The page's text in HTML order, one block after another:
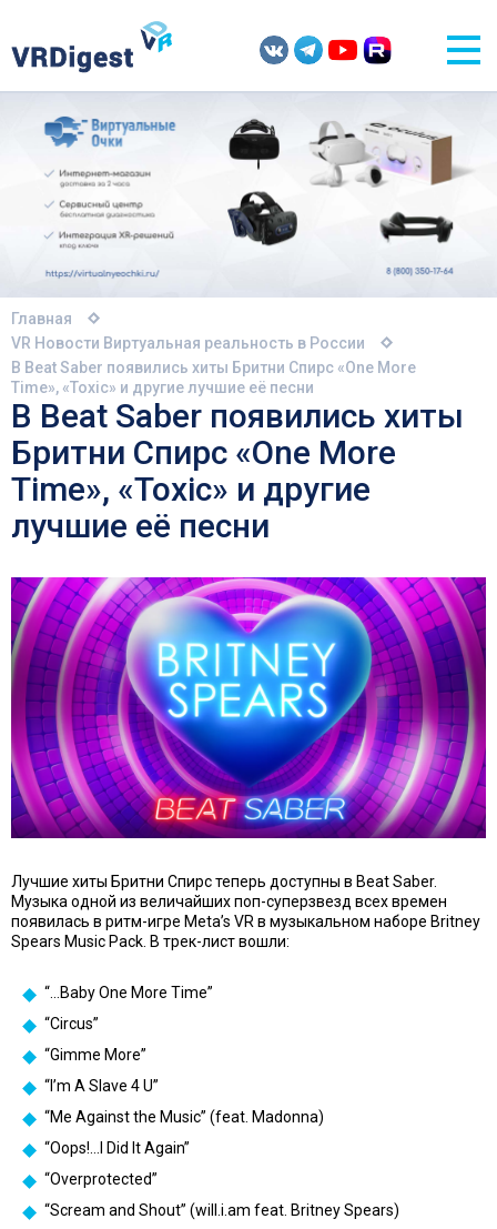
Главная
VR Новости Виртуальная реальность в России
В Beat Saber появились хиты Бритни Спирс «One More
Time», «Toxic» и другие лучшие её песни
В Beat Saber появились хиты
Бритни Спирс «One More
Time», «Toxic» и другие
лучшие её песни
Лучшие хиты Бритни Спирс теперь доступны в Beat Saber.
Музыка одной из величайших поп-суперзвезд всех времен
появилась в ритм-игре Meta’s VR в музыкальном наборе Britney
Spears Music Pack. В трек-лист вошли:
“…Baby One More Time”
“Circus”
“Gimme More”
“I’m A Slave 4 U”
“Me Against the Music” (feat. Madonna)
“Oops!…I Did It Again”
“Overprotected”
“Scream and Shout” (will.i.am feat. Britney Spears)